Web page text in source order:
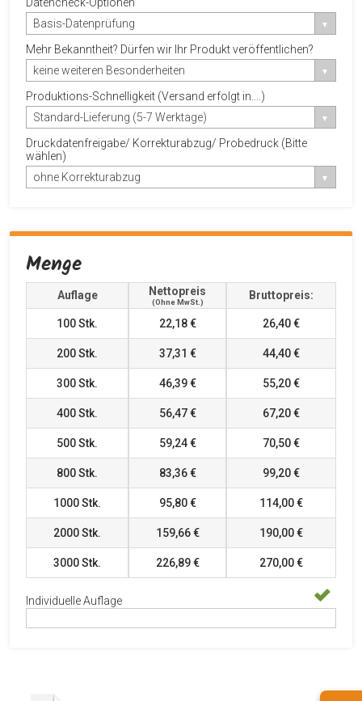
Basis-Datenprüfung
Mehr Bekanntheit? Dürfen wir Ihr Produkt veröffentlichen?
keine weiteren Besonderheiten
Produktions-Schnelligkeit (Versand erfolgt in....)
Standard-Lieferung (5-7 Werktage)
Druckdatenfreigabe/ Korrekturabzug/ Probedruck (Bitte
wählen)
ohne Korrekturabzug
Menge
Auflage Nettopreis
(ohne MwSt.)
Bruttopreis:
100Stk. 22,18 € 26,40 €
200Stk. 37,31 € 44,40 €
300Stk. 46,39 € 55,20 €
400Stk. 56,47 € 67,20 €
500Stk. 59,24 € 70,50 €
800Stk. 83,36 € 99,20 €
1000Stk. 95,80 € 114,00 €
2000Stk. 159,66 € 190,00 €
3000Stk. 226,89 € 270,00 €
Individuelle Auflage